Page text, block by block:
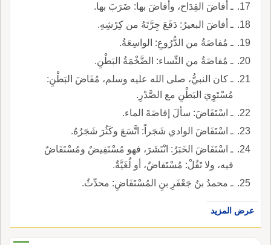
ـ أفاضَ القِدَاح، وأفاضَ بها: ضَرَبَ بها.
ـ أفاضَ البعيرُ: دَفَعَ جِرَّتَهُ من كِرْشِهِ.
ـ مُفاضَةُ من الدُّرُوعِ: الواسِعَةُ.
ـ مُفاضَةُ من النِّساء: الضَّخْمَةُ البَطْنِ.
ـ كان النبيُّ، صلى الله عليه وسلم، مُفَاضَ البَطْنِ:
مُسْتَوِيَ البَطْنِ مع الصَّدْرِ.
ـ اسْتَفَاضَ: سألَ إفاضَةَ الماء.
ـ اسْتَفَاضَ الوادي شَجَراً: اتَّسَعَ وكَثُرَ شَجَرُهُ.
ـ اسْتَفَاضَ الخَبَرُ: انْتَشَرَ، فهو مُسْتَفِيضٌ ومُسْتَفَاضٌ
فيه، ولا تَقُلْ: مُسْتَفاضٌ، أو لُغَيَّةٌ.
ـ محمدُ بنُ جَعْفَرِ بنِ المُسْتَفَاضِ: محدِّثٌ.
عرض المزيد